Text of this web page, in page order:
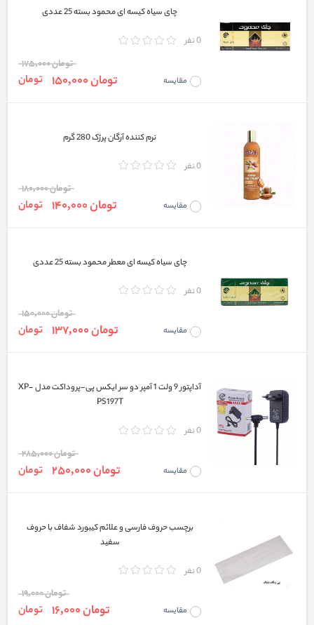
چای سیاه کیسه ای محمود بسته 25 عددی
0 نفر
مقایسه
تومان 175,000
تومان 150,000 تومان
نرم کننده آرگان پرژک 280 گرم
0 نفر
مقایسه
تومان 180,000
تومان 140,000 تومان
چای سیاه کیسه ای معطر محمود بسته 25 عددی
0 نفر
مقایسه
تومان 150,000
تومان 137,000 تومان
آداپتور 9 ولت 1 آمپر دو سر ایکس پی-پروداکت مدل XP-
PS197T
0 نفر
مقایسه
تومان 285,000
تومان 250,000 تومان
برچسب حروف فارسی و علائم کیبورد شفاف با حروف
سفید
0 نفر
مقایسه
تومان 19,000
تومان 16,000 تومان